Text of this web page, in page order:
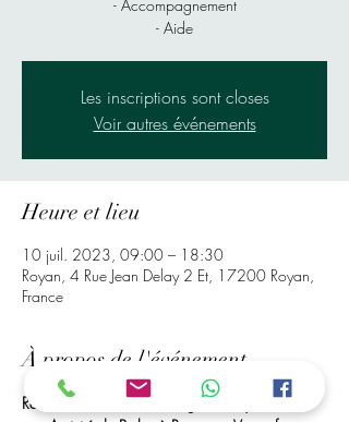
- Accompagnement
- Aide
Les inscriptions sont closes
Voir autres événements
Heure et lieu
10 juil. 2023, 09:00 – 18:30
Royan, 4 Rue Jean Delay 2 Et, 17200 Royan,
France
À propos de l'événement
Rendez-Vous à Mr bricolage de Royan, Pour